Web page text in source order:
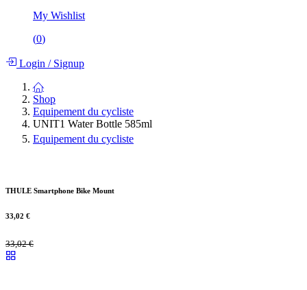
My Wishlist
(0)
Login /Signup
Shop
Equipement du cycliste
UNIT1 Water Bottle 585ml
Equipement du cycliste
THULE Smartphone Bike Mount
33,02 €
33,02€